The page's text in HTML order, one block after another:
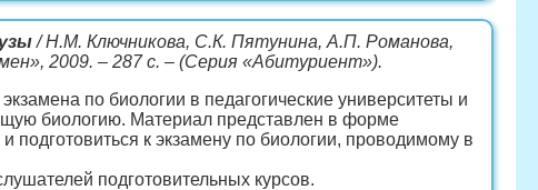
/ Н.М. Ключникова, С.К. Пятунина, А.П. Романова,
2009. – 287 с. – (Серия «Абитуриент»).
по биологии в педагогические университеты и
биологию. Материал представлен в форме
подготовиться к экзамену по биологии, проводимому в
подготовительных курсов.